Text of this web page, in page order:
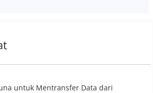
untuk Mentransfer Data dari